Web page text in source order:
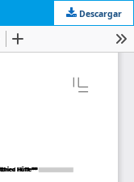
Descargar